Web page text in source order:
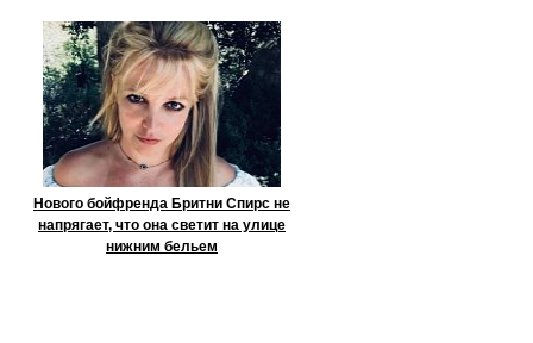
Нового бойфренда Бритни Спирс не
напрягает, что она светит на улице
нижним бельем